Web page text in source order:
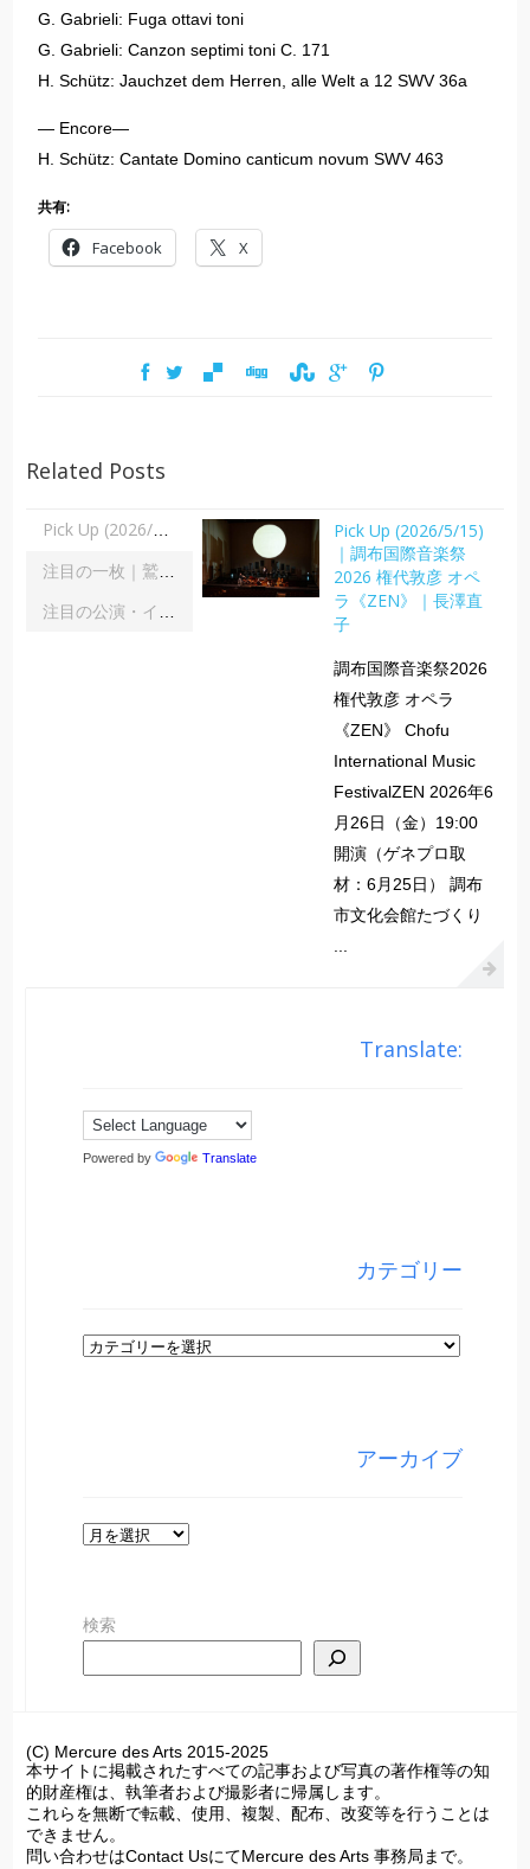
G. Gabrieli: Fuga ottavi toni
G. Gabrieli: Canzon septimi toni C. 171
H. Schütz: Jauchzet dem Herren, alle Welt a 12 SWV 36a
— Encore—
H. Schütz: Cantate Domino canticum novum SWV 463
共有:
Facebook X
Related Posts
Pick Up (2026/5/15)｜調布国際音楽祭2026 権代敦彦 オペラ《ZEN》｜長澤直子
注目の一枚｜鷲宮美幸「舞踊の彼方へ」｜齋藤俊夫
Pick Up (2026/5/15)
｜調布国際音楽祭
2026 権代敦彦 オペ
ラ《ZEN》｜長澤直
子
調布国際音楽祭2026
権代敦彦 オペラ
《ZEN》 Chofu
International Music
FestivalZEN 2026年6
月26日（金）19:00
開演（ゲネプロ取
材：6月25日） 調布
市文化会館たづくり
...
Translate:
Powered by Translate
カテゴリー
カ
アーカイブ
ア
イ
検索
(C) Mercure des Arts 2015-2025
本サイトに掲載されたすべての記事および写真の著作権等の知
的財産権は、執筆者および撮影者に帰属します。
これらを無断で転載、使用、複製、配布、改変等を行うことは
できません。
問い合わせはContact UsにてMercure des Arts 事務局まで。